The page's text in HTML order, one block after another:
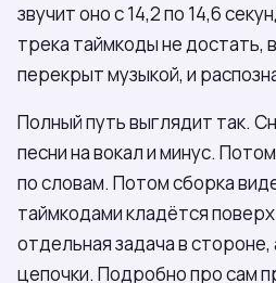
звучит оно с 14,2 по 14,6
трека таймкоды не достать,
перекрыт музыкой, и
Полный путь выглядит так.
песни на вокал и минус.
по словам. Потом сборка
таймкодами кладётся
отдельная задача в стороне,
цепочки. Подробно про сам